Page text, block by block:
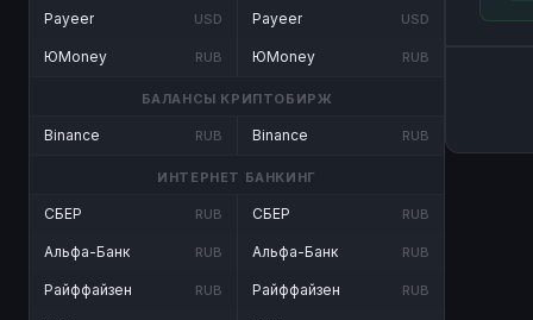
Payeer USD
ЮMoney RUB
Payeer USD
ЮMoney RUB
БАЛАНСЫ КРИПТОБИРЖ
Binance RUB Binance RUB
ИНТЕРНЕТ БАНКИНГ
СБЕР RUB
Альфа-Банк RUB
Райффайзен RUB
СБЕР RUB
Альфа-Банк RUB
Райффайзен RUB